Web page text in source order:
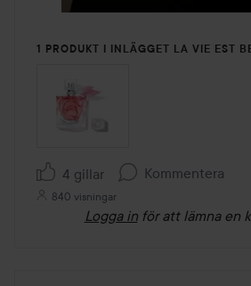
1 PRODUKT I INLÄGGET LA VIE EST
4 gillar Kommentera
840 visningar
Logga in för att lämna en